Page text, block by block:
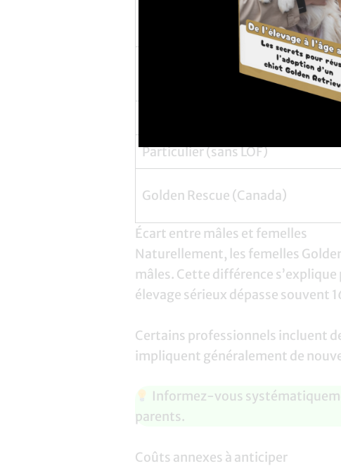
Éleveur au Québec
Particulier (sans LOF)
Golden Rescue (Canada)
Écart entre mâles et femelles
Naturellement, les femelles
mâles. Cette différence
élevage sérieux dépasse souvent
Certains professionnels incluent
impliquent généralement de
Informez-vous
parents.
Coûts annexes à anticiper